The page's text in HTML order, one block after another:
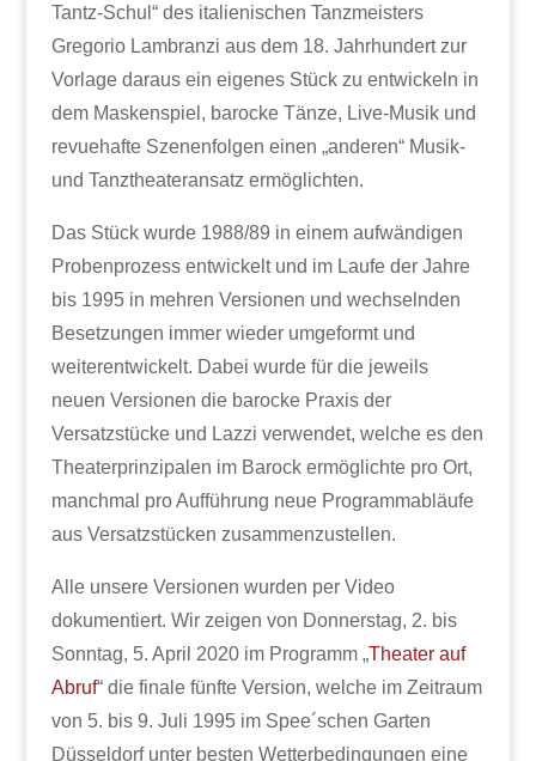
Tantz-Schul“ des italienischen Tanzmeisters
Gregorio Lambranzi aus dem 18. Jahrhundert zur
Vorlage daraus ein eigenes Stück zu entwickeln in
dem Maskenspiel, barocke Tänze, Live-Musik und
revuehafte Szenenfolgen einen „anderen“ Musik-
und Tanztheateransatz ermöglichten.
Das Stück wurde 1988/89 in einem aufwändigen
Probenprozess entwickelt und im Laufe der Jahre
bis 1995 in mehren Versionen und wechselnden
Besetzungen immer wieder umgeformt und
weiterentwickelt. Dabei wurde für die jeweils
neuen Versionen die barocke Praxis der
Versatzstücke und Lazzi verwendet, welche es den
Theaterprinzipalen im Barock ermöglichte pro Ort,
manchmal pro Aufführung neue Programmabläufe
aus Versatzstücken zusammenzustellen.
Alle unsere Versionen wurden per Video
dokumentiert. Wir zeigen von Donnerstag, 2. bis
Sonntag, 5. April 2020 im Programm „Theater auf
Abruf“ die finale fünfte Version, welche im Zeitraum
von 5. bis 9. Juli 1995 im Spee´schen Garten
Düsseldorf unter besten Wetterbedingungen eine